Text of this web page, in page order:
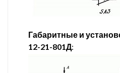
Габаритные и
12-21-801Д: